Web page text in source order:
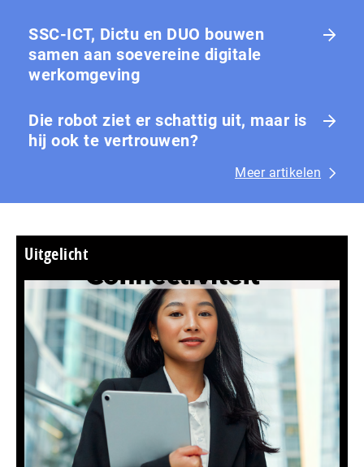
SSC-ICT, Dictu en DUO bouwen
samen aan soevereine digitale
werkomgeving
Die robot ziet er schattig uit, maar is
hij ook te vertrouwen?
Meer artikelen
Uitgelicht